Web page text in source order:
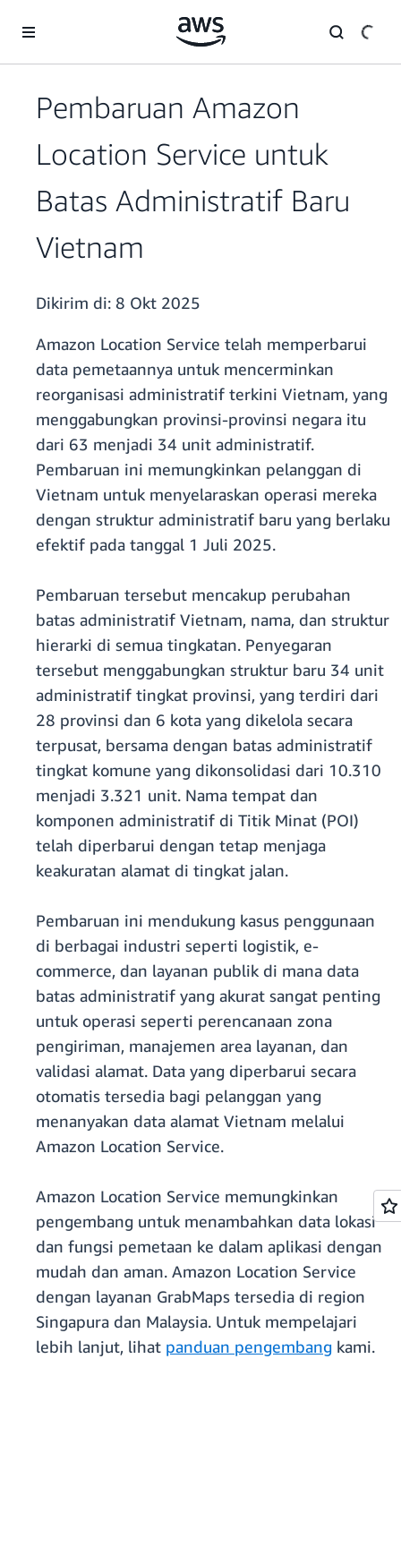
Pembaruan Amazon
Location Service untuk
Batas Administratif Baru
Vietnam
Dikirim di: 8 Okt 2025
Amazon Location Service telah memperbarui
data pemetaannya untuk mencerminkan
reorganisasi administratif terkini Vietnam, yang
menggabungkan provinsi-provinsi negara itu
dari 63 menjadi 34 unit administratif.
Pembaruan ini memungkinkan pelanggan di
Vietnam untuk menyelaraskan operasi mereka
dengan struktur administratif baru yang berlaku
efektif pada tanggal 1 Juli 2025.
Pembaruan tersebut mencakup perubahan
batas administratif Vietnam, nama, dan struktur
hierarki di semua tingkatan. Penyegaran
tersebut menggabungkan struktur baru 34 unit
administratif tingkat provinsi, yang terdiri dari
28 provinsi dan 6 kota yang dikelola secara
terpusat, bersama dengan batas administratif
tingkat komune yang dikonsolidasi dari 10.310
menjadi 3.321 unit. Nama tempat dan
komponen administratif di Titik Minat (POI)
telah diperbarui dengan tetap menjaga
keakuratan alamat di tingkat jalan.
Pembaruan ini mendukung kasus penggunaan
di berbagai industri seperti logistik, e-
commerce, dan layanan publik di mana data
batas administratif yang akurat sangat penting
untuk operasi seperti perencanaan zona
pengiriman, manajemen area layanan, dan
validasi alamat. Data yang diperbarui secara
otomatis tersedia bagi pelanggan yang
menanyakan data alamat Vietnam melalui
Amazon Location Service.
Amazon Location Service memungkinkan
pengembang untuk menambahkan data lokasi
dan fungsi pemetaan ke dalam aplikasi dengan
mudah dan aman. Amazon Location Service
dengan layanan GrabMaps tersedia di region
Singapura dan Malaysia. Untuk mempelajari
lebih lanjut, lihat panduan pengembang kami.